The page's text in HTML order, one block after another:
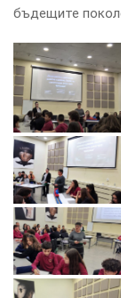
бъдещите